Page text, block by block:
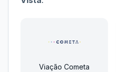
Viação Cometa